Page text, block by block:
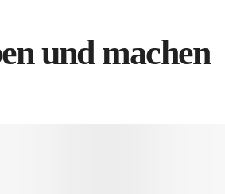
und machen